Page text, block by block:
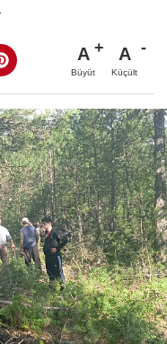
A
Büyüt
A
Küçült